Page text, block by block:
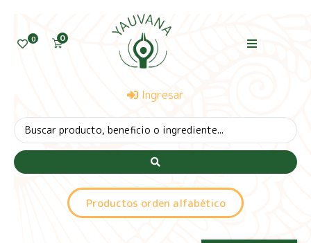
0 0
Ingresar
Productos orden alfabético